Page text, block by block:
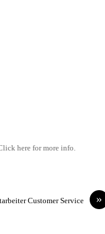
here for more info.
»
Customer Service